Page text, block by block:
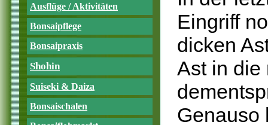
Ausflüge / Aktivitäten
Bonsaipflege
Bonsaipraxis
Shohin
Suiseki & Daiza
Bonsaischalen
Eingriff
dicken
Ast in die
Genauso